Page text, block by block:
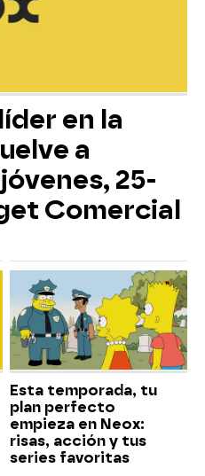
en la
a
25-
Comercial
Esta temporada, tu
plan perfecto
empieza en Neox:
risas, acción y tus
series favoritas